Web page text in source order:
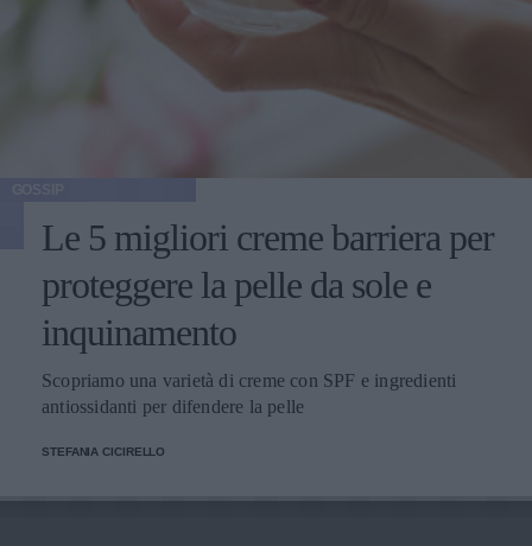
Le 5 migliori creme barriera per
proteggere la pelle da sole e
inquinamento
Scopriamo una varietà di creme con SPF e ingredienti
antiossidanti per difendere la pelle
STEFANIA CICIRELLO